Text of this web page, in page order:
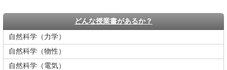
どんな授業書があるか？
自然科学（力学）
自然科学（物性）
自然科学（電気）